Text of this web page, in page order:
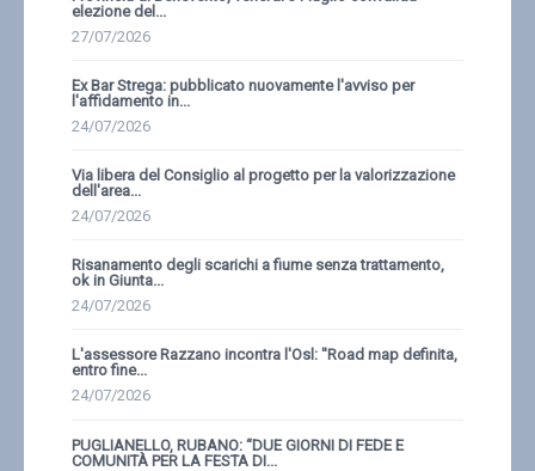
elezione del...
27/07/2026
Ex Bar Strega: pubblicato nuovamente l'avviso per
l'affidamento in...
24/07/2026
Via libera del Consiglio al progetto per la valorizzazione
dell'area...
24/07/2026
Risanamento degli scarichi a fiume senza trattamento,
ok in Giunta...
24/07/2026
L'assessore Razzano incontra l'Osl: ''Road map definita,
entro fine...
24/07/2026
PUGLIANELLO, RUBANO: “DUE GIORNI DI FEDE E
COMUNITÀ PER LA FESTA DI...